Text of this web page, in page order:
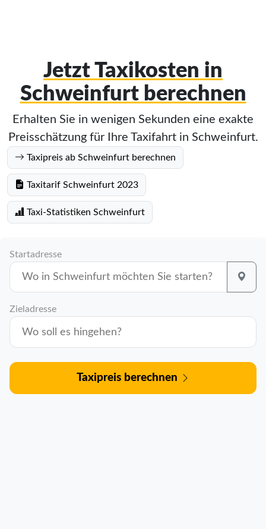
Jetzt Taxikosten in
Schweinfurt berechnen
Erhalten Sie in wenigen Sekunden eine exakte
Preisschätzung für Ihre Taxifahrt in Schweinfurt.
Taxipreis ab Schweinfurt berechnen
Taxitarif Schweinfurt 2023
Taxi-Statistiken Schweinfurt
Startadresse
Zieladresse
Taxipreis berechnen